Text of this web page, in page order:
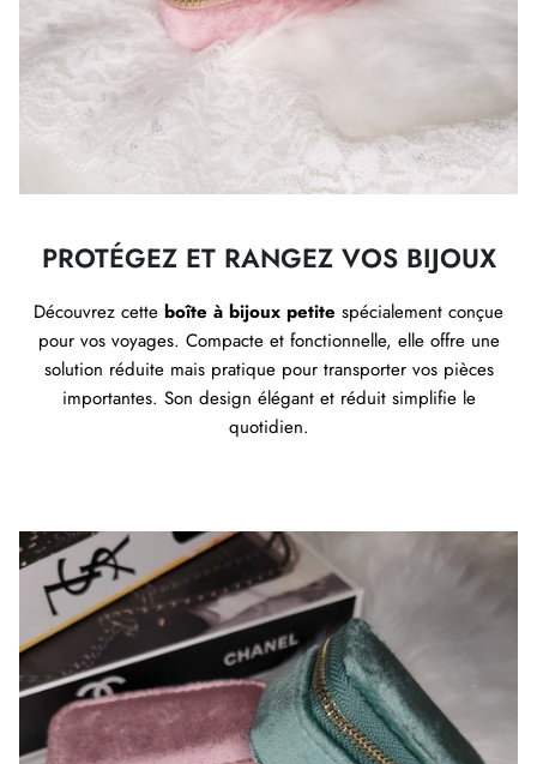
PROTÉGEZ ET RANGEZ VOS BIJOUX
Découvrez cette boîte à bijoux petite spécialement conçue
pour vos voyages. Compacte et fonctionnelle, elle offre une
solution réduite mais pratique pour transporter vos pièces
importantes. Son design élégant et réduit simplifie le
quotidien.